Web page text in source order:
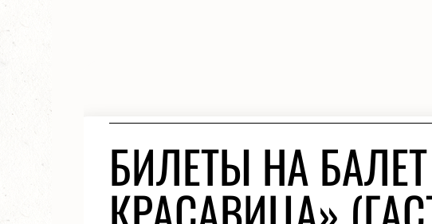
БИЛЕТЫ НА